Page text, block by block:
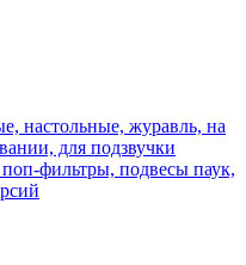
настольные, журавль, на
для подзвучки
фильтры, подвесы паук,